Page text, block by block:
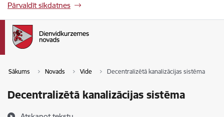
Pārvaldīt sīkdatnes
Sākums Novads Vide Decentralizētā kanalizācijas sistēma
Decentralizētā kanalizācijas sistēma